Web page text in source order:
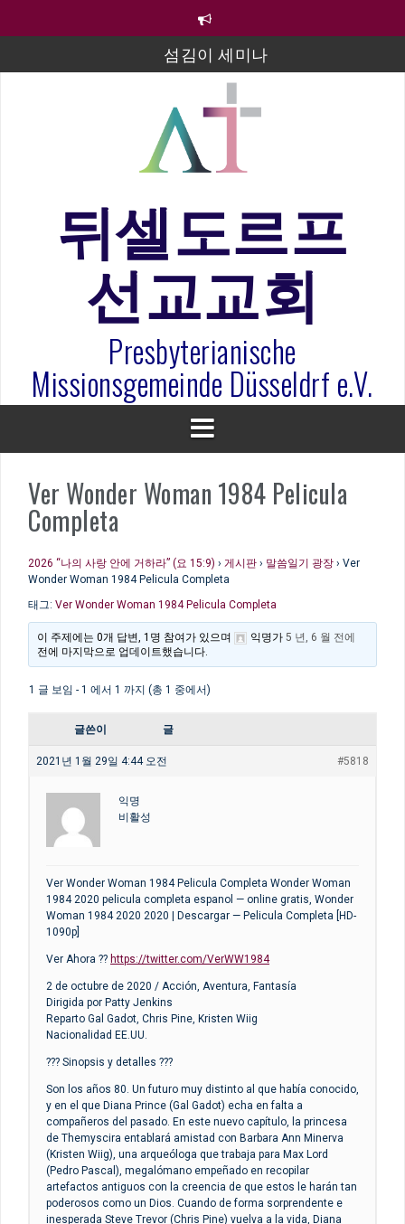
섬김이 세미나
김태희 자매 졸업연주
2023년 어린이 주일 유초등부 발표
라합3 나라 봉헌송
은퇴사-우선화 권사
20260322 주안에 가만히 머물기(요한복음 15:1-17) 손
훈목사
뒤셀도르프
선교교회
Presbyterianische
Missionsgemeinde Düsseldrf e.V.
Ver Wonder Woman 1984 Pelicula
Completa
2026 “나의 사랑 안에 거하라” (요 15:9) › 게시판 › 말씀일기 광장 › Ver
Wonder Woman 1984 Pelicula Completa
태그: Ver Wonder Woman 1984 Pelicula Completa
이 주제에는 0개 답변, 1명 참여가 있으며 익명가5 년, 6 월 전에
전에 마지막으로 업데이트했습니다.
1 글 보임 - 1 에서 1 까지 (총 1 중에서)
글쓴이 글
2021년 1월 29일 4:44 오전 #5818
익명
비활성
Ver Wonder Woman 1984 Pelicula Completa Wonder Woman
1984 2020 pelicula completa espanol — online gratis, Wonder
Woman 1984 2020 2020 | Descargar — Pelicula Completa [HD-
1090p]
Ver Ahora ?? https://twitter.com/VerWW1984
2 de octubre de 2020 / Acción, Aventura, Fantasía
Dirigida por Patty Jenkins
Reparto Gal Gadot, Chris Pine, Kristen Wiig
Nacionalidad EE.UU.
??? Sinopsis y detalles ???
Son los años 80. Un futuro muy distinto al que había conocido,
y en el que Diana Prince (Gal Gadot) echa en falta a
compañeros del pasado. En este nuevo capítulo, la princesa
de Themyscira entablará amistad con Barbara Ann Minerva
(Kristen Wiig), una arqueóloga que trabaja para Max Lord
(Pedro Pascal), megalómano empeñado en recopilar
artefactos antiguos con la creencia de que estos le harán tan
poderosos como un Dios. Cuando de forma sorprendente e
inesperada Steve Trevor (Chris Pine) vuelva a la vida, Diana